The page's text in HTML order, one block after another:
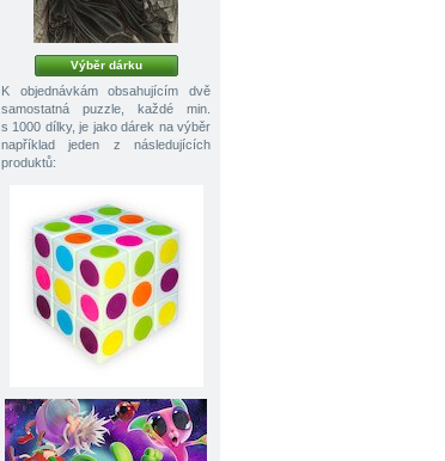
Výběr dárku
K objednávkám obsahujícím dvě
samostatná puzzle, každé min.
s 1000 dílky, je jako dárek na výběr
například jeden z následujících
produktů: